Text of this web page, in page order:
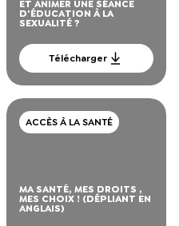
ET ANIMER UNE SÉANCE
D'ÉDUCATION À LA
SEXUALITÉ ?
Télécharger
ACCÈS À LA SANTÉ
MA SANTÉ, MES DROITS ,
MES CHOIX ! (DÉPLIANT EN
ANGLAIS)